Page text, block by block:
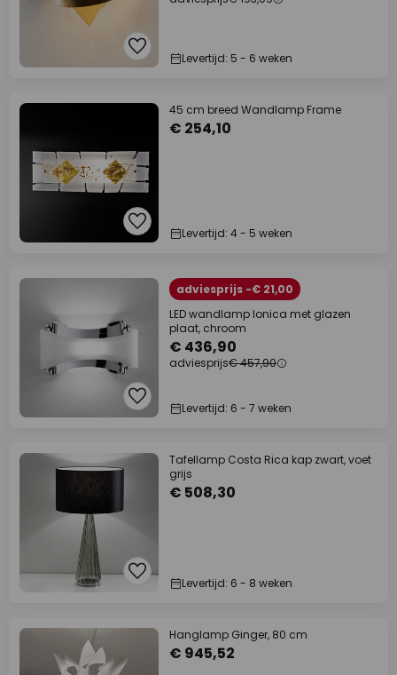
Levertijd: 5 - 6 weken
45 cm breed Wandlamp Frame
€ 254,10
Levertijd: 4 - 5 weken
adviesprijs -€ 21,00
LED wandlamp Ionica met glazen
plaat, chroom
€ 436,90
adviesprijs€ 457,90
Levertijd: 6 - 7 weken
Tafellamp Costa Rica kap zwart, voet
grijs
€ 508,30
Levertijd: 6 - 8 weken
Hanglamp Ginger, 80 cm
€ 945,52